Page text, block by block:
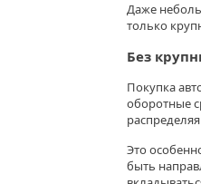
Даже
только
Без
Покупка
оборотные
Это
быть